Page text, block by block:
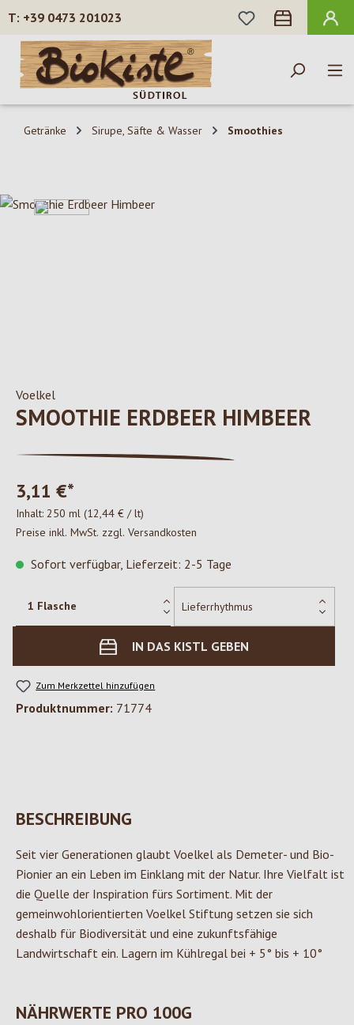
Zum Hauptinhalt springen
+39 0473 201023
DU HAST 0
Getränke Sirupe, Säfte & Wasser Smoothies
Bildergalerie überspringen
Voelkel
SMOOTHIE ERDBEER HIMBEER
3,11 €*
Inhalt: 250 ml (12,44 € / lt)
Preise inkl. MwSt. zzgl. Versandkosten
Sofort verfügbar, Lieferzeit: 2-5 Tage
IN DAS KISTL GEBEN
Zum Merkzettel hinzufügen
Produktnummer: 71774
BESCHREIBUNG
Seit vier Generationen glaubt Voelkel als Demeter- und Bio-
Pionier an ein Leben im Einklang mit der Natur. Ihre Vielfalt ist
die Quelle der Inspiration fürs Sortiment. Mit der
gemeinwohlorientierten Voelkel Stiftung setzen sie sich
deshalb für Biodiversität und eine zukunftsfähige
Landwirtschaft ein. Lagern im Kühlregal bei + 5° bis + 10°
NÄHRWERTE PRO 100G